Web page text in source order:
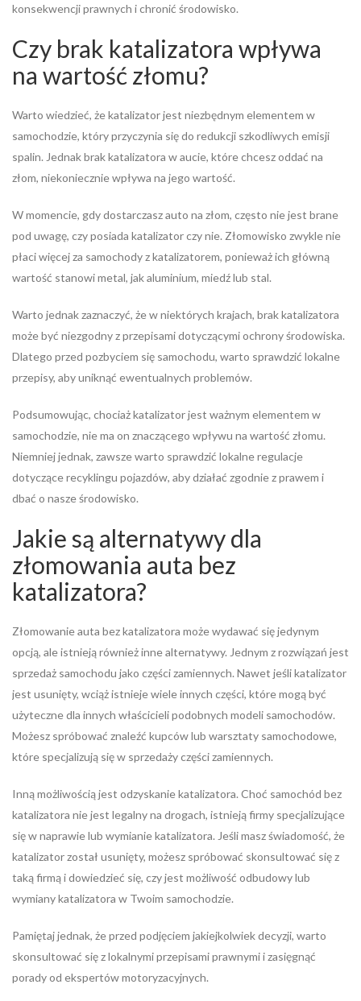
konsekwencji prawnych i chronić środowisko.
Czy brak katalizatora wpływa
na wartość złomu?
Warto wiedzieć, że katalizator jest niezbędnym elementem w
samochodzie, który przyczynia się do redukcji szkodliwych emisji
spalin. Jednak brak katalizatora w aucie, które chcesz oddać na
złom, niekoniecznie wpływa na jego wartość.
W momencie, gdy dostarczasz auto na złom, często nie jest brane
pod uwagę, czy posiada katalizator czy nie. Złomowisko zwykle nie
płaci więcej za samochody z katalizatorem, ponieważ ich główną
wartość stanowi metal, jak aluminium, miedź lub stal.
Warto jednak zaznaczyć, że w niektórych krajach, brak katalizatora
może być niezgodny z przepisami dotyczącymi ochrony środowiska.
Dlatego przed pozbyciem się samochodu, warto sprawdzić lokalne
przepisy, aby uniknąć ewentualnych problemów.
Podsumowując, chociaż katalizator jest ważnym elementem w
samochodzie, nie ma on znaczącego wpływu na wartość złomu.
Niemniej jednak, zawsze warto sprawdzić lokalne regulacje
dotyczące recyklingu pojazdów, aby działać zgodnie z prawem i
dbać o nasze środowisko.
Jakie są alternatywy dla
złomowania auta bez
katalizatora?
Złomowanie auta bez katalizatora może wydawać się jedynym
opcją, ale istnieją również inne alternatywy. Jednym z rozwiązań jest
sprzedaż samochodu jako części zamiennych. Nawet jeśli katalizator
jest usunięty, wciąż istnieje wiele innych części, które mogą być
użyteczne dla innych właścicieli podobnych modeli samochodów.
Możesz spróbować znaleźć kupców lub warsztaty samochodowe,
które specjalizują się w sprzedaży części zamiennych.
Inną możliwością jest odzyskanie katalizatora. Choć samochód bez
katalizatora nie jest legalny na drogach, istnieją firmy specjalizujące
się w naprawie lub wymianie katalizatora. Jeśli masz świadomość, że
katalizator został usunięty, możesz spróbować skonsultować się z
taką firmą i dowiedzieć się, czy jest możliwość odbudowy lub
wymiany katalizatora w Twoim samochodzie.
Pamiętaj jednak, że przed podjęciem jakiejkolwiek decyzji, warto
skonsultować się z lokalnymi przepisami prawnymi i zasięgnąć
porady od ekspertów motoryzacyjnych.